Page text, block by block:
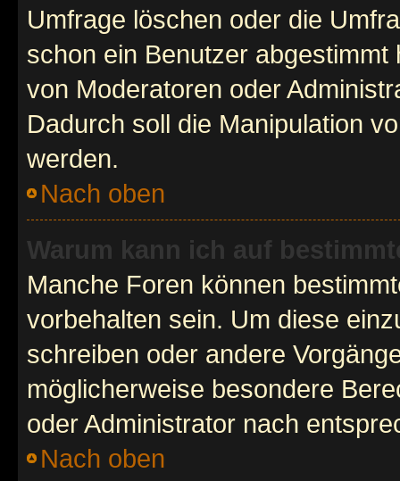
Umfrage löschen oder die
schon ein Benutzer
von Moderatoren oder
Dadurch soll die Manipulation
werden.
Nach oben
Warum kann ich auf
Manche Foren können
vorbehalten sein. Um diese
schreiben oder andere
möglicherweise besondere
oder Administrator nach
Nach oben